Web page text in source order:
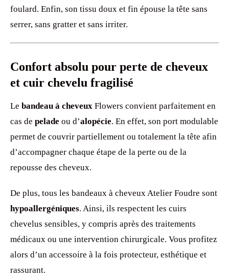
foulard. Enfin, son tissu doux et fin épouse la tête sans
serrer, sans gratter et sans irriter.
Confort absolu pour perte de cheveux
et cuir chevelu fragilisé
Le bandeau à cheveux Flowers convient parfaitement en
cas de pelade ou d’alopécie. En effet, son port modulable
permet de couvrir partiellement ou totalement la tête afin
d’accompagner chaque étape de la perte ou de la
repousse des cheveux.
De plus, tous les bandeaux à cheveux Atelier Foudre sont
hypoallergéniques. Ainsi, ils respectent les cuirs
chevelus sensibles, y compris après des traitements
médicaux ou une intervention chirurgicale. Vous profitez
alors d’un accessoire à la fois protecteur, esthétique et
rassurant.